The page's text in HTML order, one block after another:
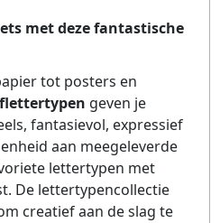
met deze fantastische
tot posters en
geven je
fantasievol, expressief
aan meegeleverde
lettertypen met
De lettertypencollectie
creatief aan de slag te